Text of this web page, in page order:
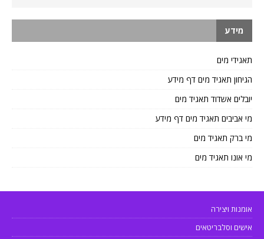
מידע
תאגידי מים
הגיחון תאגיד מים דף מידע
יובלים אשדוד תאגיד מים
מי אביבים תאגיד מים דף מידע
מי ברק תאגיד מים
מי אונו תאגיד מים
אומנות ויצירה
אישים וסלבריטאים